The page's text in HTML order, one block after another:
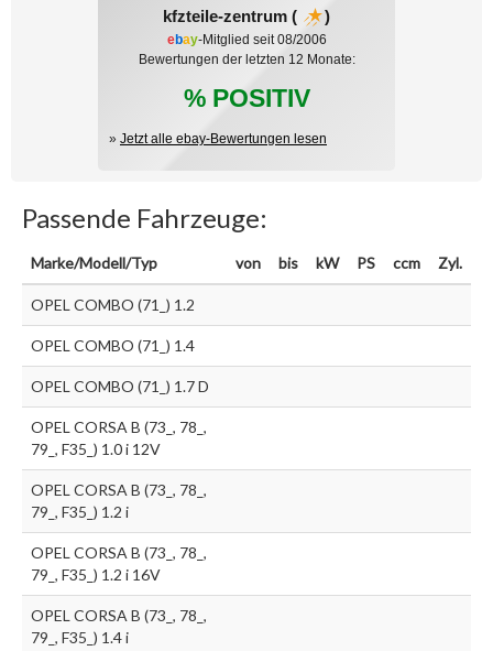
kfzteile-zentrum ( )
ebay-Mitglied seit 08/2006
Bewertungen der letzten 12 Monate:
% POSITIV
» Jetzt alle ebay-Bewertungen lesen
Passende Fahrzeuge:
Marke/Modell/Typ von bis kW PS ccm Zyl.
OPEL COMBO (71_) 1.2
OPEL COMBO (71_) 1.4
OPEL COMBO (71_) 1.7 D
OPEL CORSA B (73_, 78_,
79_, F35_) 1.0 i 12V
OPEL CORSA B (73_, 78_,
79_, F35_) 1.2 i
OPEL CORSA B (73_, 78_,
79_, F35_) 1.2 i 16V
OPEL CORSA B (73_, 78_,
79_, F35_) 1.4 i